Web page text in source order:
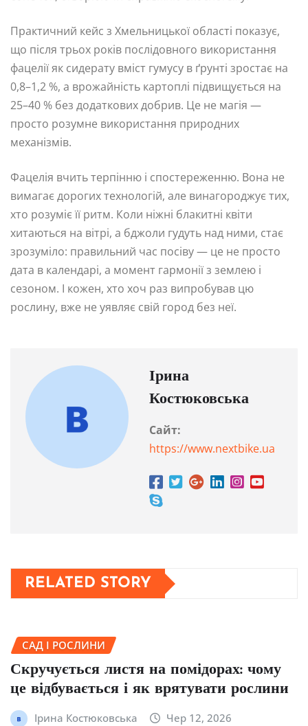
Практичний кейс з Хмельницької області показує,
що після трьох років послідовного використання
фацелії як сидерату вміст гумусу в ґрунті зростає на
0,8–1,2 %, а врожайність картоплі підвищується на
25–40 % без додаткових добрив. Це не магія —
просто розумне використання природних
механізмів.
Фацелія вчить терпінню і спостереженню. Вона не
вимагає дорогих технологій, але винагороджує тих,
хто розуміє її ритм. Коли ніжні блакитні квіти
хитаються на вітрі, а бджоли гудуть над ними, стає
зрозуміло: правильний час посіву — це не просто
дата в календарі, а момент гармонії з землею і
сезоном. І кожен, хто хоч раз випробував цю
рослину, вже не уявляє свій город без неї.
Ірина
Костюковська
Сайт:
https://www.nextbike.ua
RELATED STORY
САД І РОСЛИНИ
Скручується листя на помідорах: чому
це відбувається і як врятувати рослини
Ірина Костюковська Чер 12, 2026